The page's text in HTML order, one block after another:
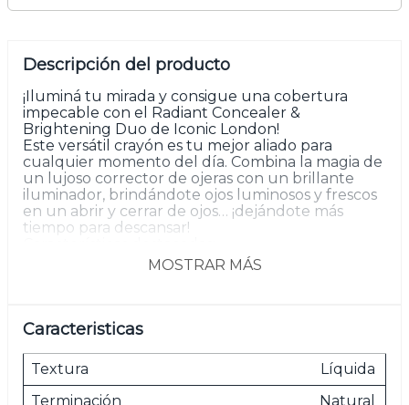
Descripción del producto
¡Iluminá tu mirada y consigue una cobertura
impecable con el Radiant Concealer &
Brightening Duo de Iconic London!
Este versátil crayón es tu mejor aliado para
cualquier momento del día. Combina la magia de
un lujoso corrector de ojeras con un brillante
iluminador, brindándote ojos luminosos y frescos
en un abrir y cerrar de ojos… ¡dejándote más
tiempo para descansar!
• Doble Punta Innovadora: Un extremo con
• Fórmula Levantadora e Iluminadora: Camufla
asegurando una piel perfecta y radiante.
• Cobertura Resistente: Ideal para disimular
imperfecciones, ojeras y manchas, mientras que el
MOSTRAR MÁS
Caracteristicas
Textura
Líquida
Terminación
Natural